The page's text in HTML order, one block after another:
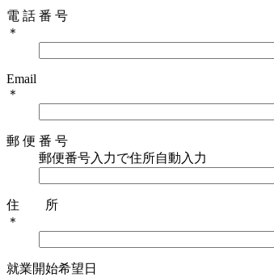
電 話 番 号
＊
Email
＊
郵 便 番 号
郵便番号入力で住所自動入力
住 所
＊
就業開始希望日